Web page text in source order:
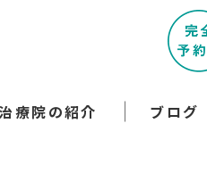
療院の紹介 ブログ